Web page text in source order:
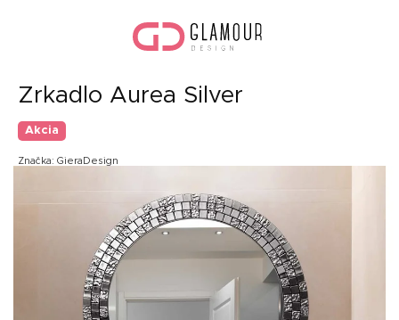
Zrkadlo Aurea Silver
Akcia
Značka: GieraDesign